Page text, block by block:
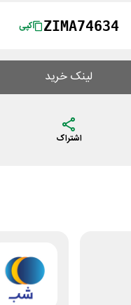
ZIMA74634 کپی
لینک خرید
اشتراک